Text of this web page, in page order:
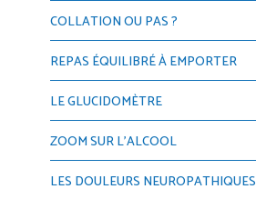
COLLATION OU PAS ?
REPAS ÉQUILIBRÉ À EMPORTER
LE GLUCIDOMÈTRE
ZOOM SUR L’ALCOOL
LES DOULEURS NEUROPATHIQUES